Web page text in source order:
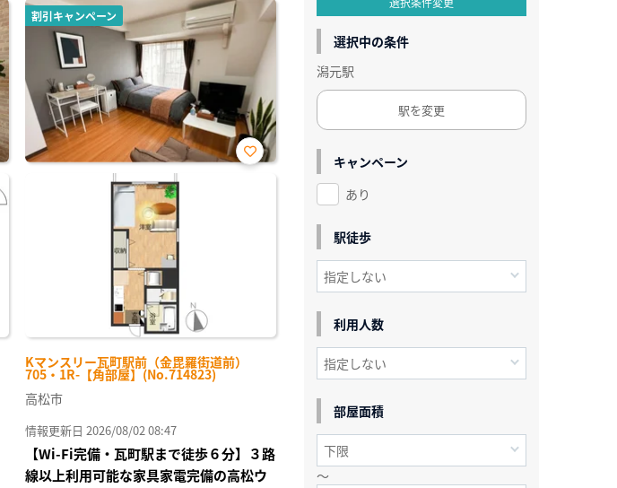
割引キャンペーン
Kマンスリー瓦町駅前（金毘羅街道前）
705・1R-【角部屋】(No.714823)
お気
高松市
情報更新日 2026/08/02 08:47
【Wi-Fi完備・瓦町駅まで徒歩６分】３路
線以上利用可能な家具家電完備の高松ウ
選択中の条件
潟元駅
駅を変更
キャンペーン
あり
駅徒歩
利用人数
部屋面積
～